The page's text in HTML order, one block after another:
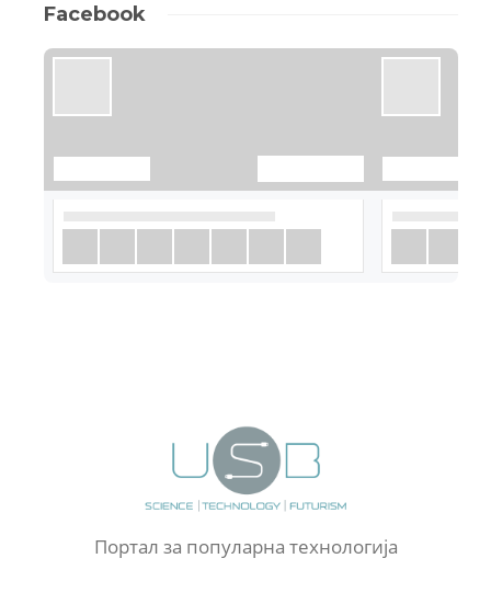
Facebook
Портал за популарна технологија